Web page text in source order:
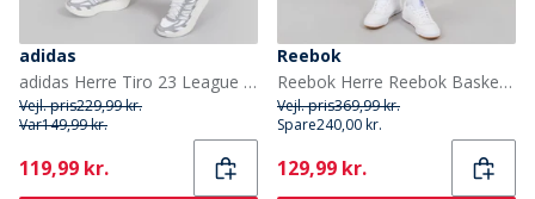
adidas
adidas Herre Tiro 23 League Shorts Hvid/Sort
Vejl. pris229,99 kr.
Var149,99 kr.
Current
119,99 kr.
Reebok
Reebok Herre Reebok Basketball 7 Tommer Overgangs Shorts Y2K Blue
Vejl. pris369,99 kr.
Spare240,00 kr.
Current
129,99 kr.